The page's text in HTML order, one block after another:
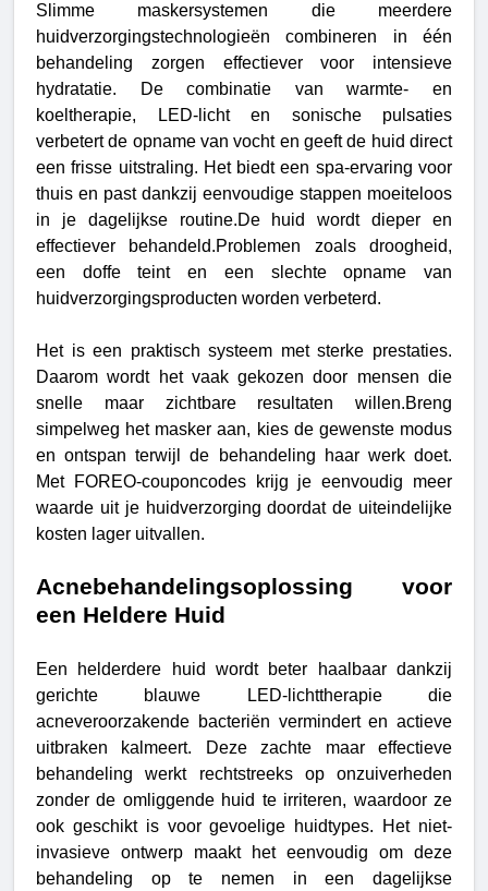
Slimme maskersystemen die meerdere
huidverzorgingstechnologieën combineren in één
behandeling zorgen effectiever voor intensieve
hydratatie. De combinatie van warmte- en
koeltherapie, LED-licht en sonische pulsaties
verbetert de opname van vocht en geeft de huid direct
een frisse uitstraling. Het biedt een spa-ervaring voor
thuis en past dankzij eenvoudige stappen moeiteloos
in je dagelijkse routine.De huid wordt dieper en
effectiever behandeld.Problemen zoals droogheid,
een doffe teint en een slechte opname van
huidverzorgingsproducten worden verbeterd.
Het is een praktisch systeem met sterke prestaties.
Daarom wordt het vaak gekozen door mensen die
snelle maar zichtbare resultaten willen.Breng
simpelweg het masker aan, kies de gewenste modus
en ontspan terwijl de behandeling haar werk doet.
Met FOREO-couponcodes krijg je eenvoudig meer
waarde uit je huidverzorging doordat de uiteindelijke
kosten lager uitvallen.
Acnebehandelingsoplossing voor
een Heldere Huid
Een helderdere huid wordt beter haalbaar dankzij
gerichte blauwe LED-lichttherapie die
acneveroorzakende bacteriën vermindert en actieve
uitbraken kalmeert. Deze zachte maar effectieve
behandeling werkt rechtstreeks op onzuiverheden
zonder de omliggende huid te irriteren, waardoor ze
ook geschikt is voor gevoelige huidtypes. Het niet-
invasieve ontwerp maakt het eenvoudig om deze
behandeling op te nemen in een dagelijkse